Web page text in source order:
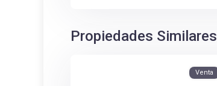
Propiedades Similares
Venta